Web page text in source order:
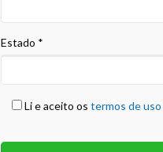
Estado *
Li e aceito os termos de